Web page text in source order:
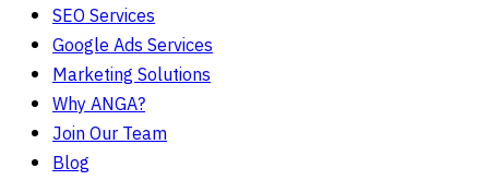
SEO Services
Google Ads Services
Marketing Solutions
Why ANGA?
Join Our Team
Blog